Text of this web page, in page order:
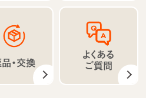
・交換
よくある
ご質問